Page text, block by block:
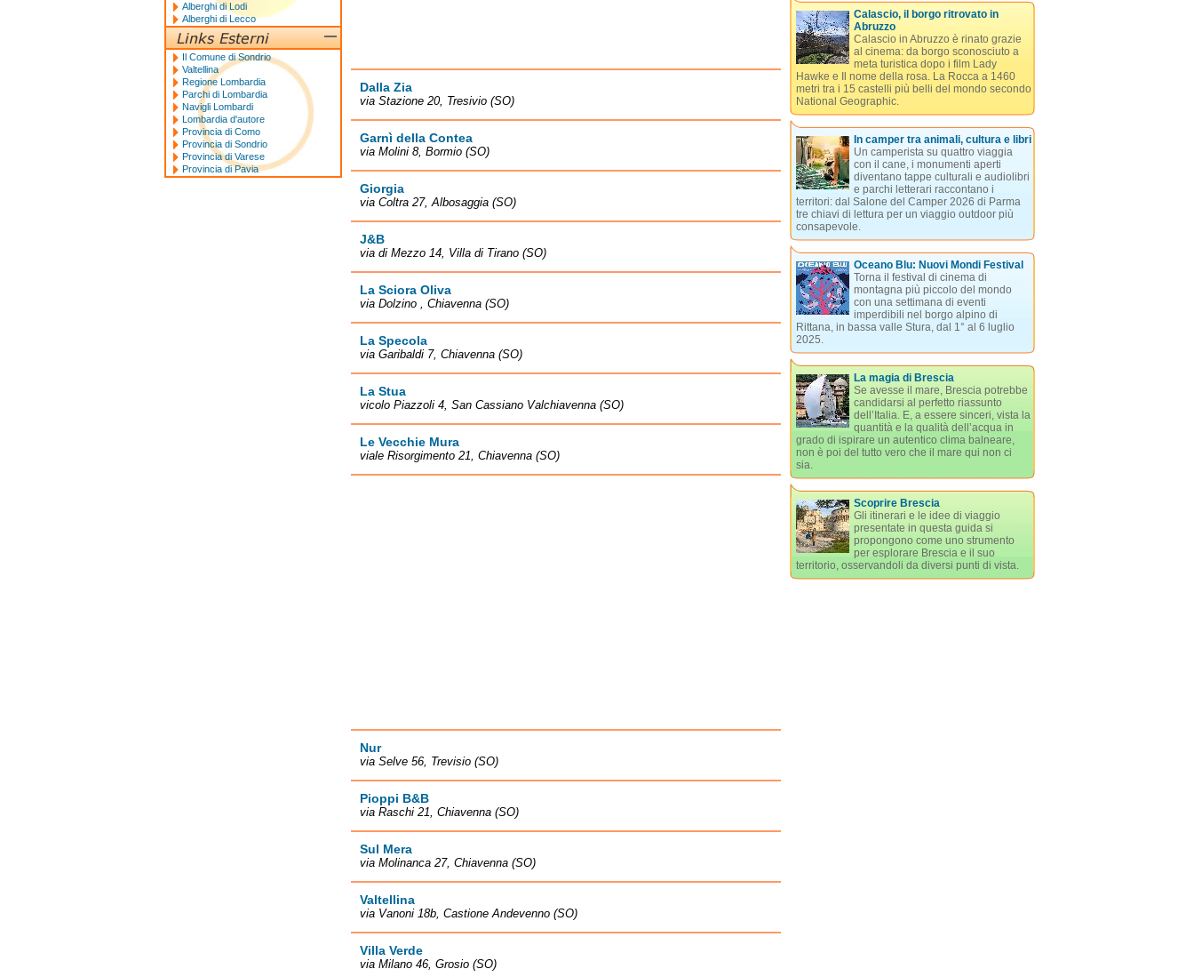
Dalla Zia
via Stazione 20, Tresivio (SO)
Garnì della Contea
via Molini 8, Bormio (SO)
Giorgia
via Coltra 27, Albosaggia (SO)
J&B
via di Mezzo 14, Villa di Tirano (SO)
La Sciora Oliva
via Dolzino , Chiavenna (SO)
La Specola
via Garibaldi 7, Chiavenna (SO)
La Stua
vicolo Piazzoli 4, San Cassiano Valchiavenna (SO)
Le Vecchie Mura
viale Risorgimento 21, Chiavenna (SO)
Nur
via Selve 56, Trevisio (SO)
Pioppi B&B
via Raschi 21, Chiavenna (SO)
Sul Mera
via Molinanca 27, Chiavenna (SO)
Valtellina
via Vanoni 18b, Castione Andevenno (SO)
Villa Verde
via Milano 46, Grosio (SO)
Calascio, il borgo ritrovato in
Abruzzo
Calascio in Abruzzo è rinato grazie
al cinema: da borgo sconosciuto a
meta turistica dopo i film Lady
Hawke e Il nome della rosa. La Rocca a 1460
metri tra i 15 castelli più belli del mondo secondo
National Geographic.
In camper tra animali, cultura e libri
Un camperista su quattro viaggia
con il cane, i monumenti aperti
diventano tappe culturali e audiolibri
e parchi letterari raccontano i
territori: dal Salone del Camper 2026 di Parma
tre chiavi di lettura per un viaggio outdoor più
consapevole.
Oceano Blu: Nuovi Mondi Festival
Torna il festival di cinema di
montagna più piccolo del mondo
con una settimana di eventi
imperdibili nel borgo alpino di
Rittana, in bassa valle Stura, dal 1° al 6 luglio
2025.
La magia di Brescia
Se avesse il mare, Brescia potrebbe
candidarsi al perfetto riassunto
dell’Italia. E, a essere sinceri, vista la
quantità e la qualità dell’acqua in
grado di ispirare un autentico clima balneare,
non è poi del tutto vero che il mare qui non ci
sia.
Scoprire Brescia
Gli itinerari e le idee di viaggio
presentate in questa guida si
propongono come uno strumento
per esplorare Brescia e il suo
territorio, osservandoli da diversi punti di vista.
Alberghi di Lodi
Alberghi di Lecco
Il Comune di Sondrio
Valtellina
Regione Lombardia
Parchi di Lombardia
Navigli Lombardi
Lombardia d'autore
Provincia di Como
Provincia di Sondrio
Provincia di Varese
Provincia di Pavia